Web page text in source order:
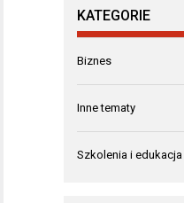
KATEGORIE
Biznes
Inne tematy
Szkolenia i edukacja